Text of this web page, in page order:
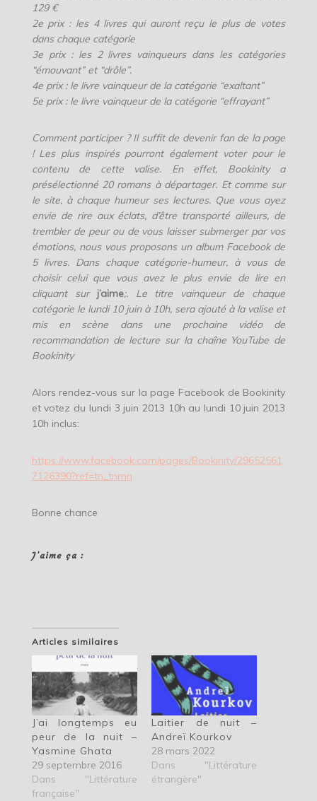
129 €
2e prix : les 4 livres qui auront reçu le plus de votes
dans chaque catégorie
3e prix : les 2 livres vainqueurs dans les catégories
“émouvant” et “drôle”.
4e prix : le livre vainqueur de la catégorie “exaltant”
5e prix : le livre vainqueur de la catégorie “effrayant”
Comment participer ? Il suffit de devenir fan de la page
!Les plus inspirés pourront également voter pour le
contenu de cette valise. En effet, Bookinity a
présélectionné 20 romans à départager. Et comme sur
le site, à chaque humeur ses lectures. Que vous ayez
envie de rire aux éclats, d’être transporté ailleurs, de
trembler de peur ou de vous laisser submerger par vos
émotions, nous vous proposons un album Facebook de
5 livres. Dans chaque catégorie-humeur, à vous de
choisir celui que vous avez le plus envie de lire en
cliquant sur j’aime;. Le titre vainqueur de chaque
catégorie le lundi 10 juin à 10h, sera ajouté à la valise et
mis en scène dans une prochaine vidéo de
recommandation de lecture sur la chaîne YouTube de
Bookinity
Alors rendez-vous sur la page Facebook de Bookinity
et votez du lundi 3 juin 2013 10h au lundi 10 juin 2013
10h inclus:
https://www.facebook.com/pages/Bookinity/29652561
7126390?ref=tn_tnmn
Bonne chance
J’aime ça :
Articles similaires
J’ai longtemps eu
peur de la nuit –
Yasmine Ghata
29 septembre 2016
Dans "Littérature
française"
Laitier de nuit –
Andreï Kourkov
28 mars 2022
Dans "Littérature
étrangère"